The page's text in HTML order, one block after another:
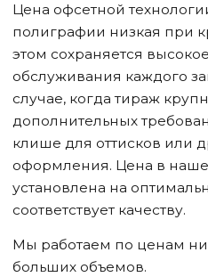
Цена офсетной
полиграфии низкая при
этом сохраняется
обслуживания каждого
случае, когда тираж
дополнительных
клише для оттисков или
оформления. Цена в
установлена на
соответствует качеству.
Мы работаем по ценам
больших объемов.